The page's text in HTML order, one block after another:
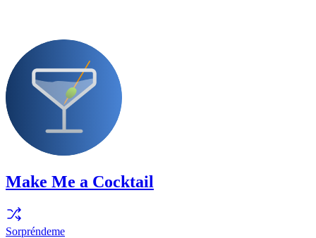
Make Me a Cocktail
Sorpréndeme